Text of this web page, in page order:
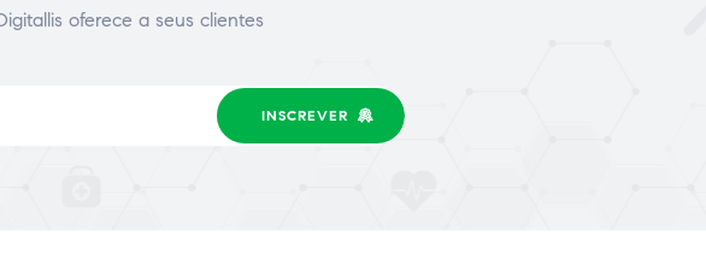
oferece a seus clientes
INSCREVER